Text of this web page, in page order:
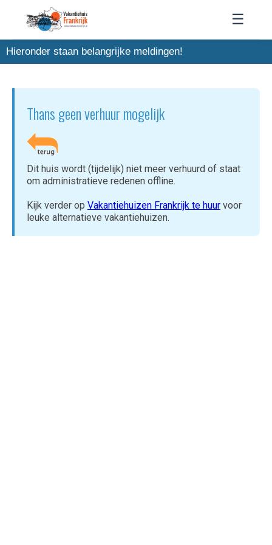
☰
Hieronder staan belangrijke meldingen!
Thans geen verhuur mogelijk
Dit huis wordt (tijdelijk) niet meer verhuurd of staat
om administratieve redenen offline.
Kijk verder op Vakantiehuizen Frankrijk te huur voor
leuke alternatieve vakantiehuizen.